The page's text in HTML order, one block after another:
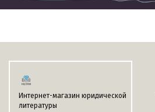
Интернет-магазин юридической
литературы